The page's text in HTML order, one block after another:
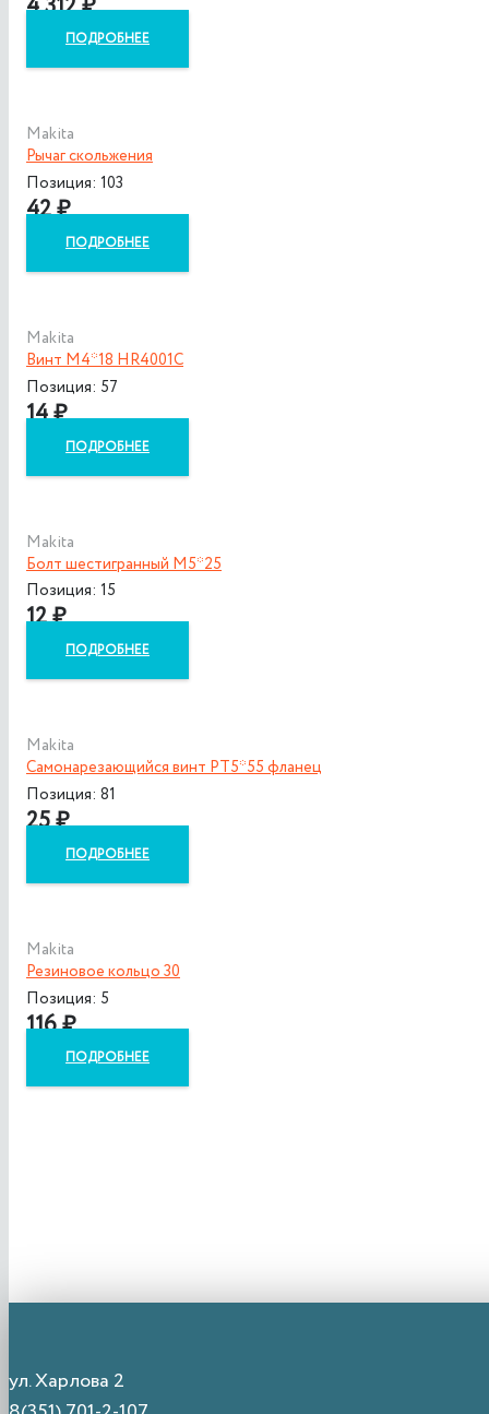
ПОДРОБНЕЕ
Makita
Рычаг скольжения
Позиция: 103
42₽
ПОДРОБНЕЕ
Makita
Винт M4*18 HR4001C
Позиция: 57
14₽
ПОДРОБНЕЕ
Makita
Болт шестигранный M5*25
Позиция: 15
12₽
ПОДРОБНЕЕ
Makita
Самонарезающийся винт PT5*55 фланец
Позиция: 81
25₽
ПОДРОБНЕЕ
Makita
Резиновое кольцо 30
Позиция: 5
116₽
ПОДРОБНЕЕ
ул. Харлова 2